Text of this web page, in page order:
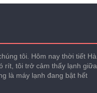
tôi. Hôm nay thời tiết Hà
rít, tôi trở cảm thấy lạnh giữa
là máy lạnh đang bật hết